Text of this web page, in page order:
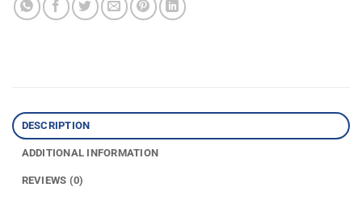
DESCRIPTION
ADDITIONAL INFORMATION
REVIEWS (0)